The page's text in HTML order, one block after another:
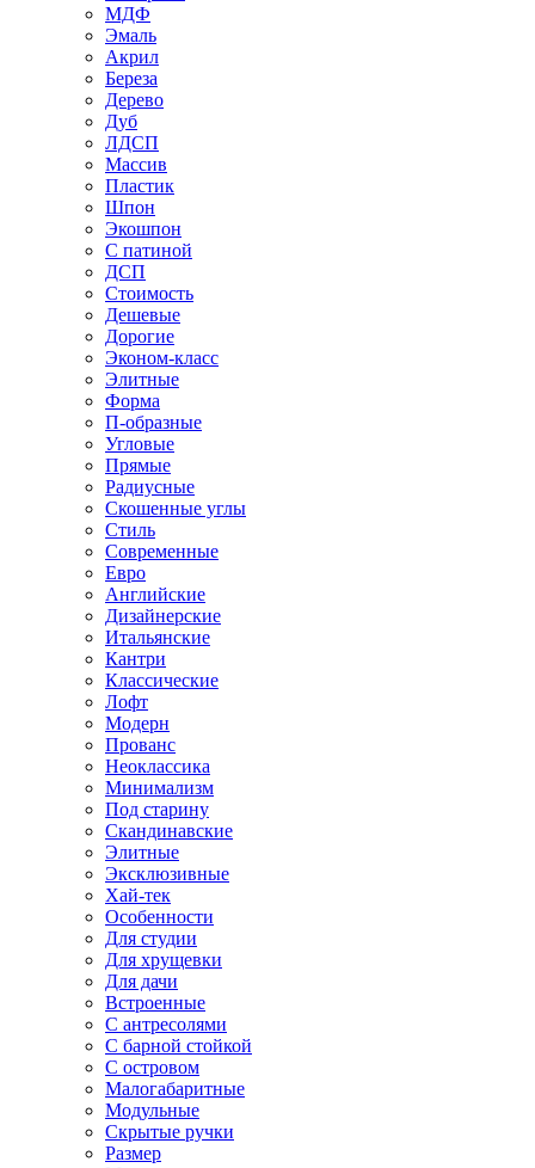
МДФ
Эмаль
Акрил
Береза
Дерево
Дуб
ЛДСП
Массив
Пластик
Шпон
Экошпон
С патиной
ДСП
Стоимость
Дешевые
Дорогие
Эконом-класс
Элитные
Форма
П-образные
Угловые
Прямые
Радиусные
Скошенные углы
Стиль
Современные
Евро
Английские
Дизайнерские
Итальянские
Кантри
Классические
Лофт
Модерн
Прованс
Неоклассика
Минимализм
Под старину
Скандинавские
Элитные
Эксклюзивные
Хай-тек
Особенности
Для студии
Для хрущевки
Для дачи
Встроенные
С антресолями
С барной стойкой
С островом
Малогабаритные
Модульные
Скрытые ручки
Размер